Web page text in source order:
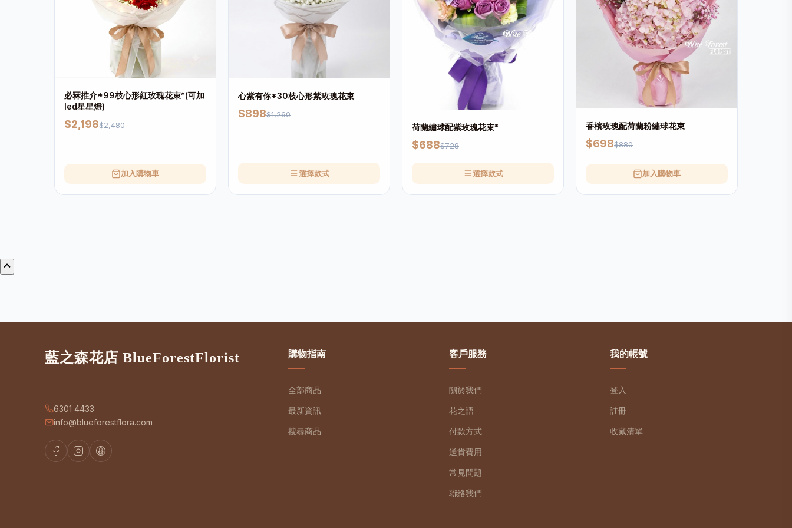
必冧推介*99枝心形紅玫瑰花束*(可加
led星星燈)
$2,198$2,480
加入購物車
心紫有你*30枝心形紫玫瑰花束
$898$1,260
選擇款式
荷蘭繡球配紫玫瑰花束*
$688$728
選擇款式
香檳玫瑰配荷蘭粉繡球花束
$698$880
加入購物車
藍之森花店 BlueForestFlorist
6301 4433
info@blueforestflora.com
購物指南
全部商品
最新資訊
搜尋商品
客戶服務
關於我們
花之語
付款方式
送貨費用
常見問題
聯絡我們
我的帳號
登入
註冊
收藏清單